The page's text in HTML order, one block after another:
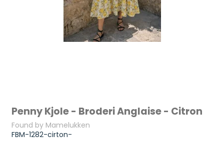
Penny Kjole - Broderi Anglaise - Citron
Found by Mamelukken
FBM-1282-cirton-